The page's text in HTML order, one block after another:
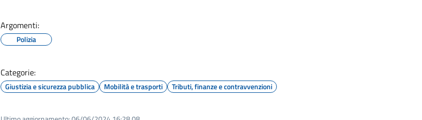
Argomenti:
Polizia
Categorie:
Giustizia e sicurezza pubblica Mobilità e trasporti Tributi, finanze e contravvenzioni